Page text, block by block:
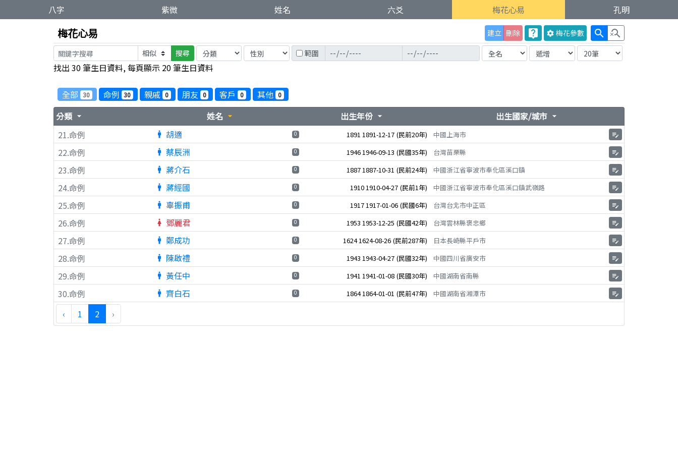
八字 紫微 姓名 六爻 梅花心易 孔明
梅花心易 建立 刪除 live_help settings 梅花參數 search search_off
搜尋 範圍
找出 30 筆生日資料, 每頁顯示 20 筆生日資料
全部 30 命例 30 親戚 0 朋友 0 客戶 0 其他 0
分類 arrow_drop_down 姓名 arrow_drop_down 出生年份 arrow_drop_down 出生國家/城市 arrow_drop_down
21.命例 man 胡適 0 1891 1891-12-17 (民前20年) 中國上海市 edit_note
22.命例 man 蔡辰洲 0 1946 1946-09-13 (民國35年) 台灣苗栗縣 edit_note
23.命例 man 蔣介石 0 1887 1887-10-31 (民前24年) 中國浙江省寧波市奉化區溪口鎮 edit_note
24.命例 man 蔣經國 0 1910 1910-04-27 (民前1年) 中國浙江省寧波市奉化區溪口鎮武嶺路 edit_note
25.命例 man 辜振甫 0 1917 1917-01-06 (民國6年) 台灣台北市中正區 edit_note
26.命例 woman 鄧麗君 0 1953 1953-12-25 (民國42年) 台灣雲林縣褒忠鄉 edit_note
27.命例 man 鄭成功 0 1624 1624-08-26 (民前287年) 日本長崎縣平戶市 edit_note
28.命例 man 陳啟禮 0 1943 1943-04-27 (民國32年) 中國四川省廣安市 edit_note
29.命例 man 黃任中 0 1941 1941-01-08 (民國30年) 中國湖南省南縣 edit_note
30.命例 man 齊白石 0 1864 1864-01-01 (民前47年) 中國湖南省湘潭市 edit_note
‹ 1 2 ›